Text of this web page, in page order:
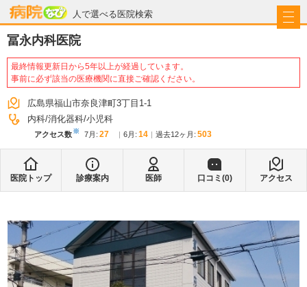
人で選べる医院検索
病院なび
冨永内科医院
最終情報更新日から5年以上が経過しています。
事前に必ず該当の医療機関に直接ご確認ください。
広島県福山市奈良津町3丁目1-1
内科 消化器科 小児科
アクセス数※ 7月 : 27 6月 : 14 過去12ヶ月: 503
医院トップ 診療案内 医師 口コミ(0) アクセス